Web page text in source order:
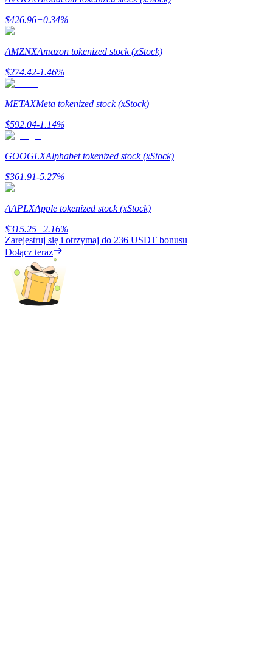
Przewodnik
Przewodnik dla początkujących dotyczący kontraktów
Strategie handlowe
Dowiedz się, jak zachować rentowność
$426.96+0.34%
AMZNXAmazon tokenized stock (xStock)
$274.42-1.46%
METAXMeta tokenized stock (xStock)
$592.04-1.14%
GOOGLXAlphabet tokenized stock (xStock)
$361.91-5.27%
AAPLXApple tokenized stock (xStock)
$315.25+2.16%
Zarejestruj się i otrzymaj do 236 USDT bonusu
Dołącz teraz